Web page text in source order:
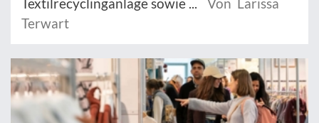
Textilrecyclinganlage sowie ...
Von Larissa
Terwart